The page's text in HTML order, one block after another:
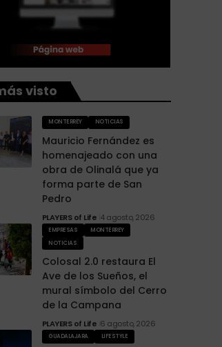
visto
MONTERREY NOTICIAS
Mauricio Fernández es
homenajeado con una
obra de Olinalá que ya
forma parte de San
Pedro
PLAYERS of Life 4 agosto, 2026
EMPRESAS
MONTERREY
NOTICIAS
Colosal 2.0 restaura El
Ave de los Sueños, el
mural símbolo del Cerro
de la Campana
PLAYERS of Life 6 agosto, 2026
GUADALAJARA LIFESTYLE